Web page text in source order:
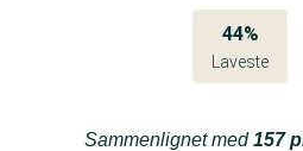
44%
Laveste
Sammenlignet med157